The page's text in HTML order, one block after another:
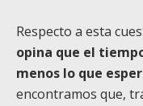
Respecto a esta
opina que el
menos lo que
encontramos que,